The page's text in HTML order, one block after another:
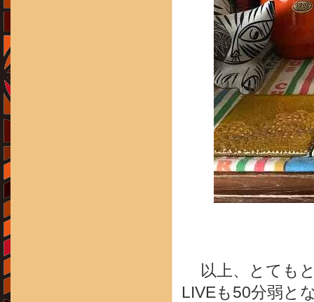
以上、とても
LIVEも50分弱と